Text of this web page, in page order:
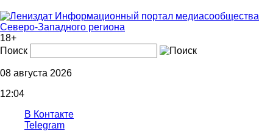
Информационный портал медиасообщества
Северо-Западного региона
18+
Поиск
08 августа 2026
12:04
В Контакте
Telegram